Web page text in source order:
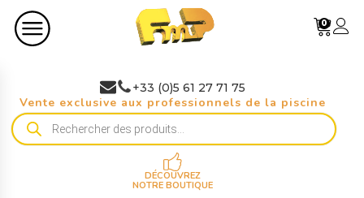
0
+33 (0)5 61 27 71 75
Vente exclusive aux professionnels de la piscine
Recherche
de
DÉCOUVREZ
NOTRE BOUTIQUE